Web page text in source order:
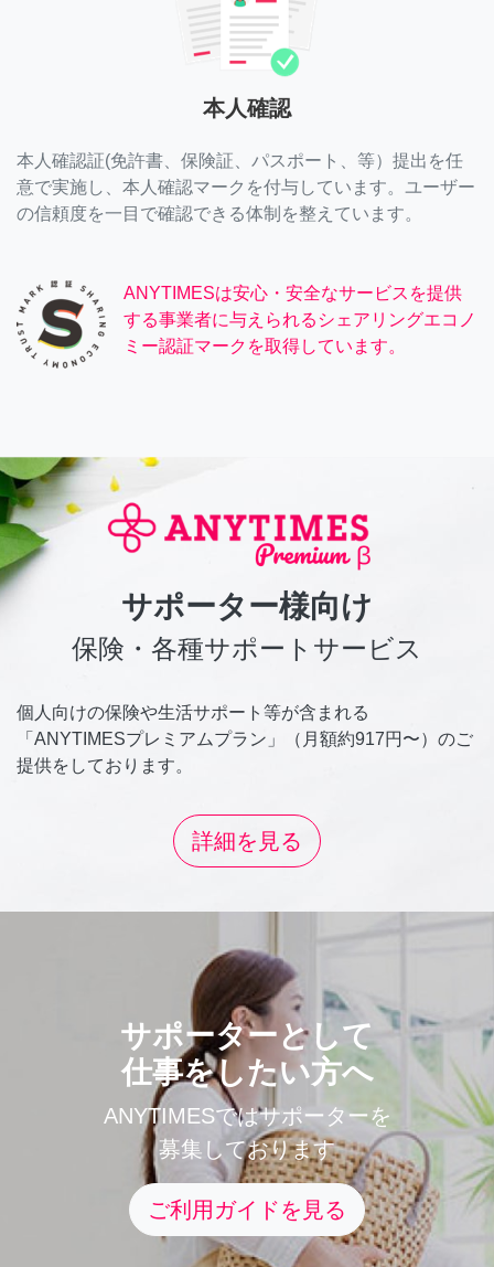
本人確認
本人確認証(免許書、保険証、パスポート、等）提出を任
意で実施し、本人確認マークを付与しています。ユーザー
の信頼度を一目で確認できる体制を整えています。
ANYTIMESは安心・安全なサービスを提供
する事業者に与えられるシェアリングエコノ
ミー認証マークを取得しています。
サポーター様向け
保険・各種サポートサービス
個人向けの保険や生活サポート等が含まれる
「ANYTIMESプレミアムプラン」（月額約917円〜）のご
提供をしております。
詳細を見る
サポーターとして
仕事をしたい方へ
ANYTIMESではサポーターを
募集しております
ご利用ガイドを見る